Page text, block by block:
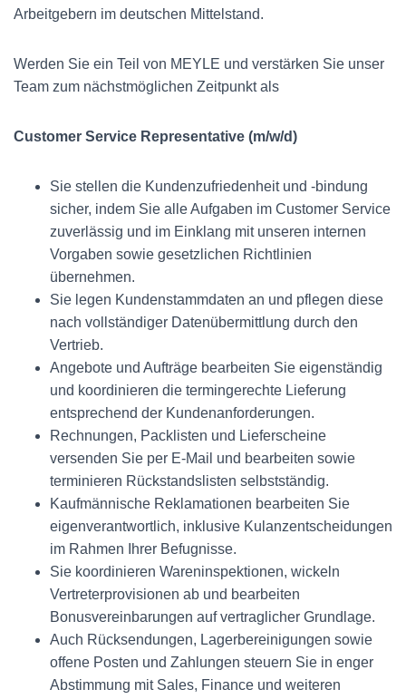
Arbeitgebern im deutschen Mittelstand.
Werden Sie ein Teil von MEYLE und verstärken Sie unser
Team zum nächstmöglichen Zeitpunkt als
Customer Service Representative (m/w/d)
Sie stellen die Kundenzufriedenheit und -bindung
sicher, indem Sie alle Aufgaben im Customer Service
zuverlässig und im Einklang mit unseren internen
Vorgaben sowie gesetzlichen Richtlinien
übernehmen.
Sie legen Kundenstammdaten an und pflegen diese
nach vollständiger Datenübermittlung durch den
Vertrieb.
Angebote und Aufträge bearbeiten Sie eigenständig
und koordinieren die termingerechte Lieferung
entsprechend der Kundenanforderungen.
Rechnungen, Packlisten und Lieferscheine
versenden Sie per E-Mail und bearbeiten sowie
terminieren Rückstandslisten selbstständig.
Kaufmännische Reklamationen bearbeiten Sie
eigenverantwortlich, inklusive Kulanzentscheidungen
im Rahmen Ihrer Befugnisse.
Sie koordinieren Wareninspektionen, wickeln
Vertreterprovisionen ab und bearbeiten
Bonusvereinbarungen auf vertraglicher Grundlage.
Auch Rücksendungen, Lagerbereinigungen sowie
offene Posten und Zahlungen steuern Sie in enger
Abstimmung mit Sales, Finance und weiteren